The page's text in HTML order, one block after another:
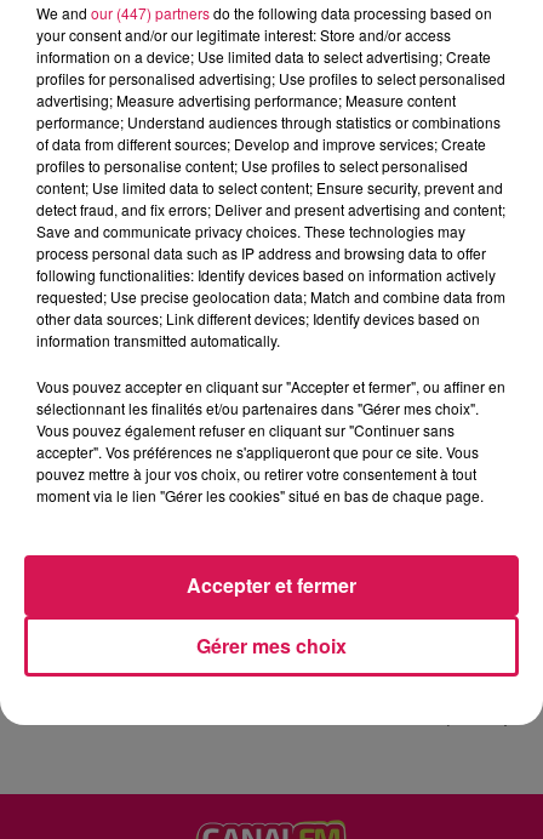
Le Réveil de Canal FM
0:00 1 min 58 sec
13 mars 2024 - 1 min 58 sec
13.03.2024 - DALS SUR TWITCH
We and our (447) partnersdo the following data processing based on
your consent and/or our legitimate interest: Store and/or access
information on a device; Use limited data to select advertising; Create
profiles for personalised advertising; Use profiles to select personalised
advertising; Measure advertising performance; Measure content
performance; Understand audiences through statistics or combinations
of data from different sources; Develop and improve services; Create
profiles to personalise content; Use profiles to select personalised
content; Use limited data to select content; Ensure security, prevent and
detect fraud, and fix errors; Deliver and present advertising and content;
Save and communicate privacy choices. These technologies may
process personal data such as IP address and browsing data to offer
following functionalities: Identify devices based on information actively
requested; Use precise geolocation data; Match and combine data from
other data sources; Link different devices; Identify devices based on
information transmitted automatically.
Vous pouvez accepter en cliquant sur "Accepter et fermer", ou affiner en
sélectionnant les finalités et/ou partenaires dans "Gérer mes choix".
Vous pouvez également refuser en cliquant sur "Continuer sans
accepter". Vos préférences ne s'appliqueront que pour ce site. Vous
pouvez mettre à jour vos choix, ou retirer votre consentement à tout
moment via le lien "Gérer les cookies" situé en bas de chaque page.
Gérer mes choix
Accepter et fermer